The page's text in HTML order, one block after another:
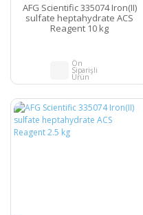
AFG Scientific 335074 Iron(II)
sulfate heptahydrate ACS
Reagent 10 kg
Ön
Siparişli
Ürün